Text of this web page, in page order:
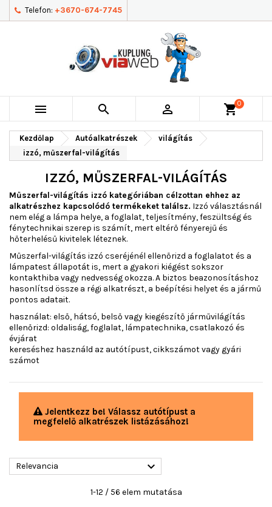
Telefon: +3670-674-7745
   shopping_cart0
Kezdőlap Autóalkatrészek
világítás
izzó, műszerfal-világítás
IZZÓ, MŰSZERFAL-VILÁGÍTÁS
Műszerfal-világítás izzó kategóriában célzottan ehhez az
alkatrészhez kapcsolódó termékeket találsz. Izzó választásnál
nem elég a lámpa helye, a foglalat, teljesítmény, feszültség és
fénytechnikai szerep is számít, mert eltérő fényerejű és
hőterhelésű kivitelek léteznek.
Műszerfal-világítás izzó cseréjénél ellenőrizd a foglalatot és a
lámpatest állapotát is, mert a gyakori kiégést sokszor
kontakthiba vagy nedvesség okozza. A biztos beazonosításhoz
hasonlítsd össze a régi alkatrészt, a beépítési helyet és a jármű
pontos adatait.
használat: első, hátsó, belső vagy kiegészítő járművilágítás
ellenőrizd: oldaliság, foglalat, lámpatechnika, csatlakozó és
évjárat
kereséshez használd az autótípust, cikkszámot vagy gyári
számot
Jelentkezz be! Válassz autótípust a
megfelelő alkatrészek listázásához!
Relevancia 
1-12 / 56 elem mutatása